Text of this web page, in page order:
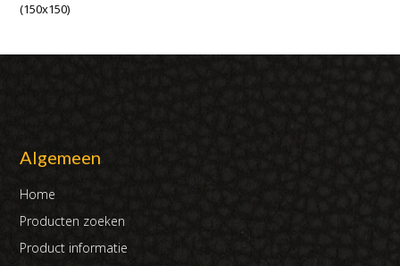
(150x150)
Algemeen
Home
Producten zoeken
Product informatie